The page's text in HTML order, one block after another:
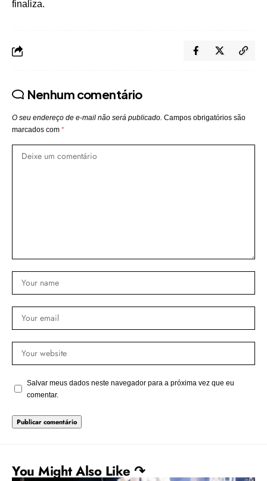
finaliza.
Nenhum comentário
O seu endereço de e-mail não será publicado. Campos obrigatórios são
marcados com *
Salvar meus dados neste navegador para a próxima vez que eu
comentar.
You Might Also Like ↷